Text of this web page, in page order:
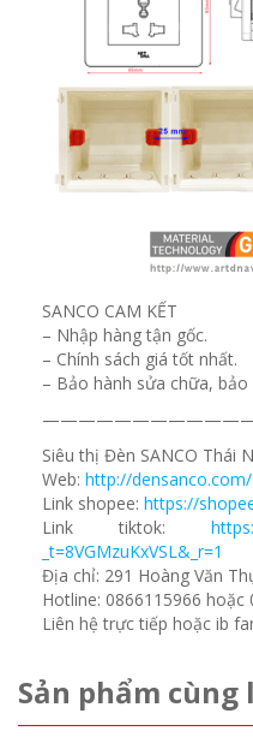
SANCO CAM KẾT
– Nhập hàng tận gốc.
– Chính sách giá tốt nhất.
– Bảo hành sửa chữa, bảo
Siêu thị Đèn SANCO Thái
Web: http://densanco.com/
Link shopee: https://
Link tiktok:
_t=8VGMzuKxVSL&_r=1
Địa chỉ: 291 Hoàng Văn
Hotline: 0866115966 hoặc
Liên hệ trực tiếp hoặc ib
Sản phẩm cùng